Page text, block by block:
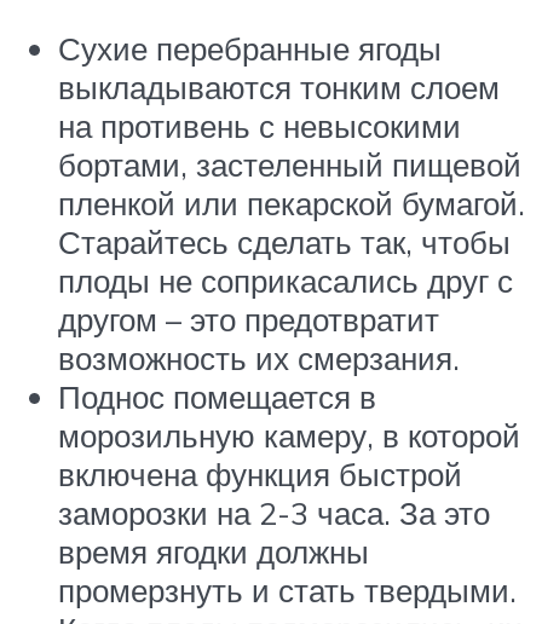
Сухие перебранные ягоды
выкладываются тонким слоем
на противень с невысокими
бортами, застеленный пищевой
пленкой или пекарской бумагой.
Старайтесь сделать так, чтобы
плоды не соприкасались друг с
другом – это предотвратит
возможность их смерзания.
Поднос помещается в
морозильную камеру, в которой
включена функция быстрой
заморозки на 2-3 часа. За это
время ягодки должны
промерзнуть и стать твердыми.